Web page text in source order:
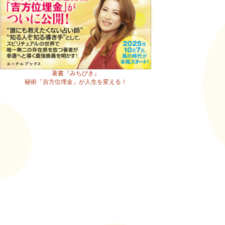
著書『みちびき』
秘術「吉方位埋金」が人生を変える！